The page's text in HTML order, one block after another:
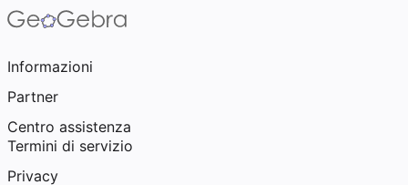
Informazioni
Partner
Centro assistenza
Termini di servizio
Privacy